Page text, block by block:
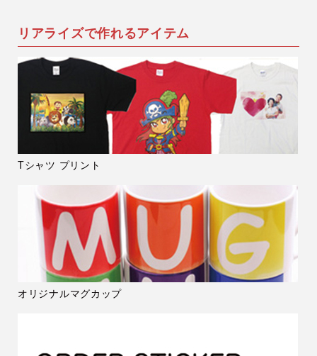
リアライズで作れるアイテム
Tシャツ プリント
オリジナルマグカップ